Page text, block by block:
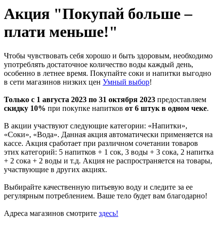
Акция "Покупай больше –
плати меньше!"
Чтобы чувствовать себя хорошо и быть здоровым, необходимо
употреблять достаточное количество воды каждый день,
особенно в летнее время. Покупайте соки и напитки выгодно
в сети магазинов низких цен Умный выбор!
Только с 1 августа 2023 по 31 октября 2023 предоставляем
скидку 10% при покупке напитков от 6 штук в одном чеке.
В акции участвуют следующие категории: «Напитки»,
«Соки», «Вода». Данная акция автоматически применяется на
кассе. Акция сработает при различном сочетании товаров
этих категорий: 5 напитков + 1 сок, 3 воды + 3 сока, 2 напитка
+ 2 сока + 2 воды и т.д. Акция не распространяется на товары,
участвующие в других акциях.
Выбирайте качественную питьевую воду и следите за ее
регулярным потреблением. Ваше тело будет вам благодарно!
Адреса магазинов смотрите здесь!